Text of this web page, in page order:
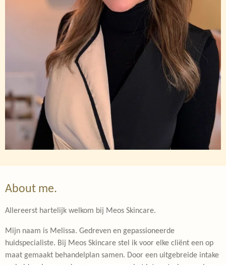
About me.
Allereerst hartelijk welkom bij Meos Skincare.
Mijn naam is Melissa. Gedreven en gepassioneerde
huidspecialiste. Bij Meos Skincare stel ik voor elke cliënt een op
maat gemaakt behandelplan samen. Door een uitgebreide intake